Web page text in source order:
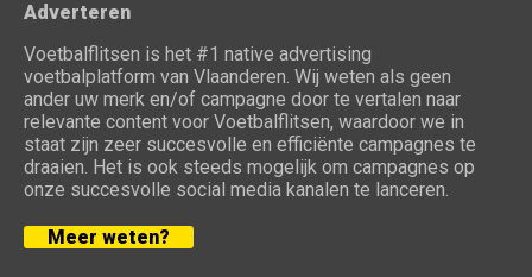
Adverteren
Voetbalflitsen is het #1 native advertising
voetbalplatform van Vlaanderen. Wij weten als geen
ander uw merk en/of campagne door te vertalen naar
relevante content voor Voetbalflitsen, waardoor we in
staat zijn zeer succesvolle en efficiënte campagnes te
draaien. Het is ook steeds mogelijk om campagnes op
onze succesvolle social media kanalen te lanceren.
Meer weten?